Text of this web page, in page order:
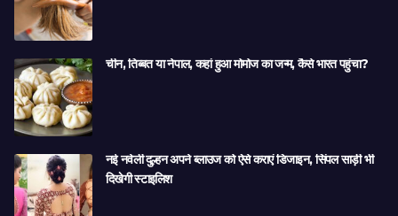
चीन, तिब्बत या नेपाल, कहां हुआ मोमोज का जन्म, कैसे भारत पहुंचा?
नई नवेली दुल्हन अपने ब्लाउज को ऐसे कराएं डिजाइन, सिंपल साड़ी भी
दिखेगी स्टाइलिश